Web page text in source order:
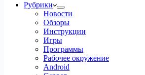
Рубрики
Новости
Обзоры
Инструкции
Игры
Программы
Рабочее окружение
Android